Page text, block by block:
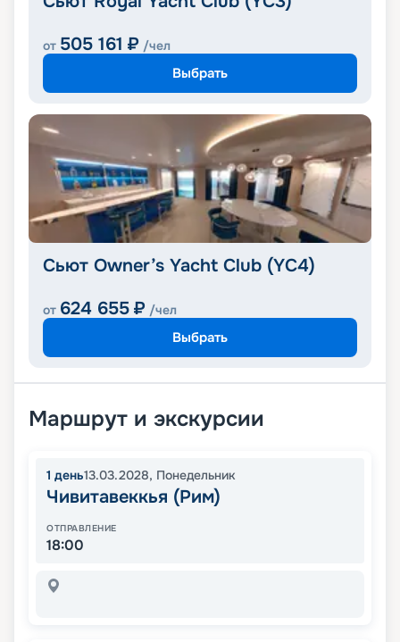
от 505 161 ₽ /чел
Выбрать
Сьют Owner’s Yacht Club (YC4)
от 624 655 ₽ /чел
Выбрать
Маршрут и экскурсии
1 день13.03.2028, Понедельник
Чивитавеккья (Рим)
ОТПРАВЛЕНИЕ
18:00